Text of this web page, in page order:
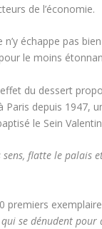
de l’économie.
échappe pas
le moins
du dessert
Paris depuis 1947,
le Sein
flatte le palais
premiers
se dénudent